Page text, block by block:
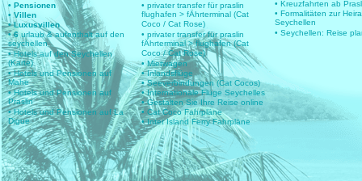
• Pensionen
• Villen
• Luxusvillen
• 6urlaub & aufenthalt auf den
seychellen
• Hotels auf den Seychellen
(Karte)
• Hotels und Pensionen auf
Mahe
• Hotels und Pensionen auf
Praslin
• Hotels und Pensionen auf La
Digue
• privater transfer für praslin
flughafen > fÄhrterminal (Cat
Coco / Cat Rose)
• privater transfer für praslin
fÄhrterminal > flughafen (Cat
Coco / Cat Rose)
• Mietwagen
• Inlandsflüge
• Seeverbindungen (Cat Cocos)
• Internationale Flüge Seychelles
• Gestalten Sie Ihre Reise online
• Cat Coco Fahrpläne
• Inter Island Ferry Fahrpläne
• Kreuzfahrten ab
• Formalitäten zur
Seychellen
• Seychellen: Reise